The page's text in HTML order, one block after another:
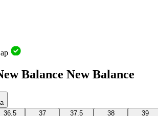
Balance New Balance
36.5
37
37.5
38
39